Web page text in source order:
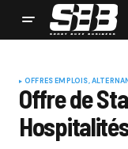
OFFRES EMPLOIS,
Offre de